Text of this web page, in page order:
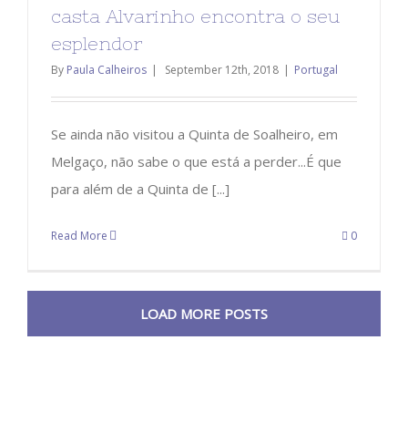
casta Alvarinho encontra o seu
esplendor
By Paula Calheiros | September 12th, 2018 | Portugal
Se ainda não visitou a Quinta de Soalheiro, em
Melgaço, não sabe o que está a perder...É que
para além de a Quinta de [...]
Read More 0
LOAD MORE POSTS